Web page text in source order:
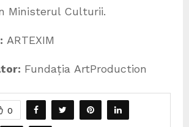
Ministerul Culturii.
ARTEXIM
Fundația ArtProduction
0